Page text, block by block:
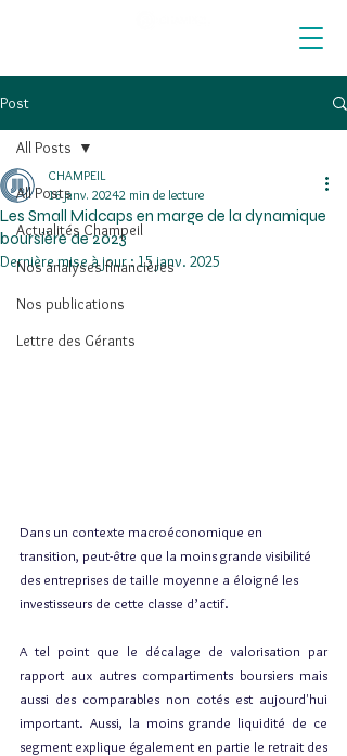
Post
All Posts
Actualités Champeil
Nos analyses financières
Nos publications
Lettre des Gérants
All Posts
Les Small Midcaps en marge de la dynamique
boursière de 2023
CHAMPEIL
16 janv. 20242 min de lecture
Dernière mise à jour :15 janv. 2025
Dans un contexte macroéconomique en
transition, peut-être que la moins grande visibilité
des entreprises de taille moyenne a éloigné les
investisseurs de cette classe d’actif.
A tel point que le décalage de valorisation par
rapport aux autres compartiments boursiers mais
aussi des comparables non cotés est aujourd'hui
important. Aussi, la moins grande liquidité de ce
segment explique également en partie le retrait des